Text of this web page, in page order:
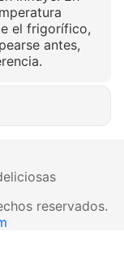
el frigorífico,
antes,
reservados.